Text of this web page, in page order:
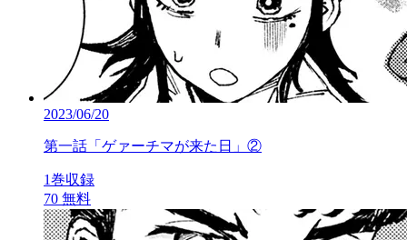
2023/06/20
第一話「ゲァーチマが来た日」②
1巻収録
70 無料